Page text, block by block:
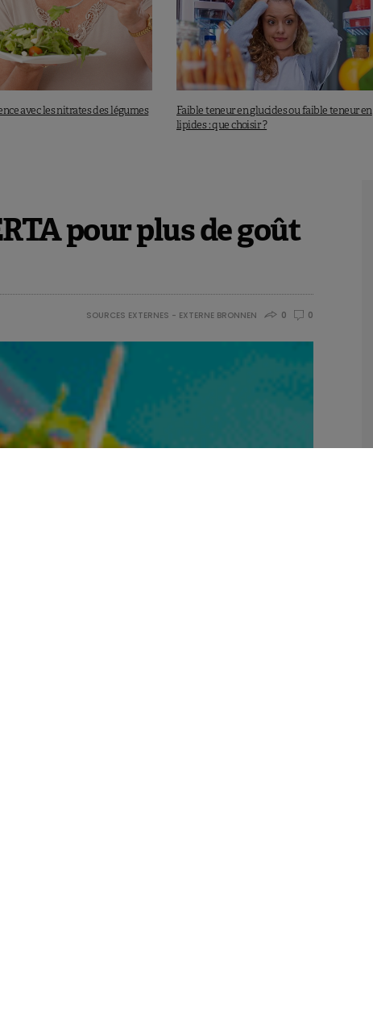
avec les nitrates des légumes
Faible teneur en glucides ou faible teneur en
lipides : que choisir ?
pour plus de goût
SOURCES EXTERNES - EXTERNE BRONNEN 0 0